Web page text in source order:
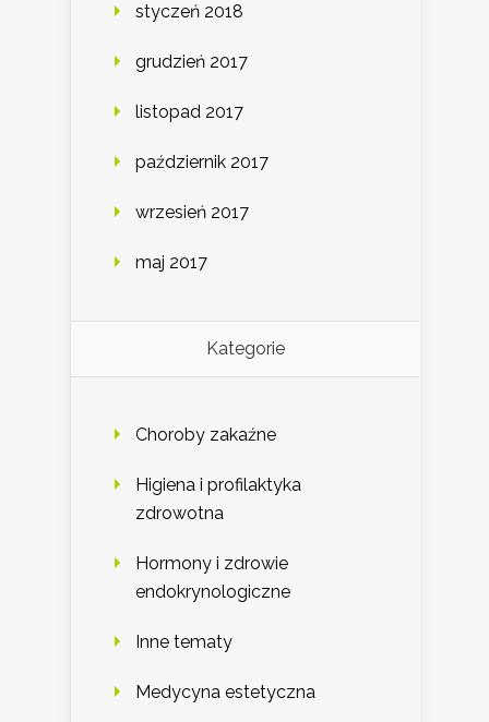
styczeń 2018
grudzień 2017
listopad 2017
październik 2017
wrzesień 2017
maj 2017
Kategorie
Choroby zakaźne
Higiena i profilaktyka
zdrowotna
Hormony i zdrowie
endokrynologiczne
Inne tematy
Medycyna estetyczna